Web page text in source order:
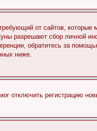
от сайтов, которые
разрешают сбор личной
обратитесь за
ниже.
отключить регистрацию